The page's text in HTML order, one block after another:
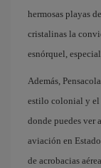
hermosas playas
cristalinas la
esnórquel,
Además,
estilo colonial y el
donde puedes ver
aviación en
de acrobacias